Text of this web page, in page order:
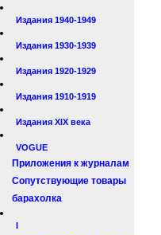
Издания 1940-1949
Издания 1930-1939
Издания 1920-1929
Издания 1910-1919
Издания XIX века
VOGUE
Приложения к журналам
Сопутствующие товары
барахолка
I